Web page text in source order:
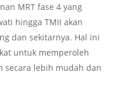
MRT fase 4 yang
hingga TMII akan
dan sekitarnya. Hal ini
untuk memperoleh
secara lebih mudah dan